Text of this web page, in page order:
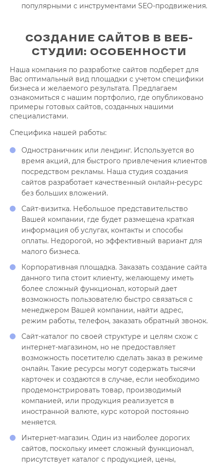
популярными с инструментами SEO-продвижения.
СОЗДАНИЕ САЙТОВ В ВЕБ-
СТУДИИ: ОСОБЕННОСТИ
Наша компания по разработке сайтов подберет для
Вас оптимальный вид площадки с учетом специфики
бизнеса и желаемого результата. Предлагаем
ознакомиться с нашим портфолио, где опубликовано
примеры готовых сайтов, созданных нашими
специалистами.
Специфика нашей работы:
Одностраничник или лендинг. Используется во
время акций, для быстрого привлечения клиентов
посредством рекламы. Наша студия создания
сайтов разработает качественный онлайн-ресурс
без больших вложений.
Сайт-визитка. Небольшое представительство
Вашей компании, где будет размещена краткая
информация об услугах, контакты и способы
оплаты. Недорогой, но эффективный вариант для
малого бизнеса.
Корпоративная площадка. Заказать создание сайта
данного типа стоит клиенту, желающему иметь
более сложный функционал, который дает
возможность пользователю быстро связаться с
менеджером Вашей компании, найти адрес,
режим работы, телефон, заказать обратный звонок.
Сайт-каталог по своей структуре и целям схож с
интернет-магазином, но не предоставляет
возможность посетителю сделать заказ в режиме
онлайн. Такие ресурсы могут содержать тысячи
карточек и создаются в случае, если необходимо
продемонстрировать товар, производимый
компанией, или продукция реализуется в
иностранной валюте, курс которой постоянно
меняется.
Интернет-магазин. Один из наиболее дорогих
сайтов, поскольку имеет сложный функционал,
присутствует каталог с продукцией, цены,